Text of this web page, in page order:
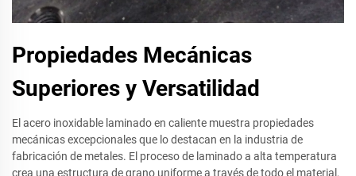
Propiedades Mecánicas
Superiores y Versatilidad
El acero inoxidable laminado en caliente muestra propiedades
mecánicas excepcionales que lo destacan en la industria de
fabricación de metales. El proceso de laminado a alta temperatura
crea una estructura de grano uniforme a través de todo el material,